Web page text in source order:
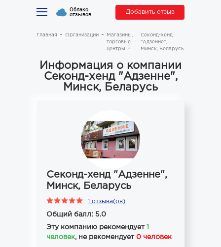
Облако
отзывов Добавить отзыв
Главная Организации
Магазины,
торговые
центры
Секонд-хенд
"Адзенне",
Минск, Беларусь
Информация о компании
Секонд-хенд "Адзенне",
Минск, Беларусь
Секонд-хенд "Адзенне",
Минск, Беларусь
1 отзыва(ов)
Общий балл: 5.0
Эту компанию рекомендует 1
человек, не рекомендует 0 человек